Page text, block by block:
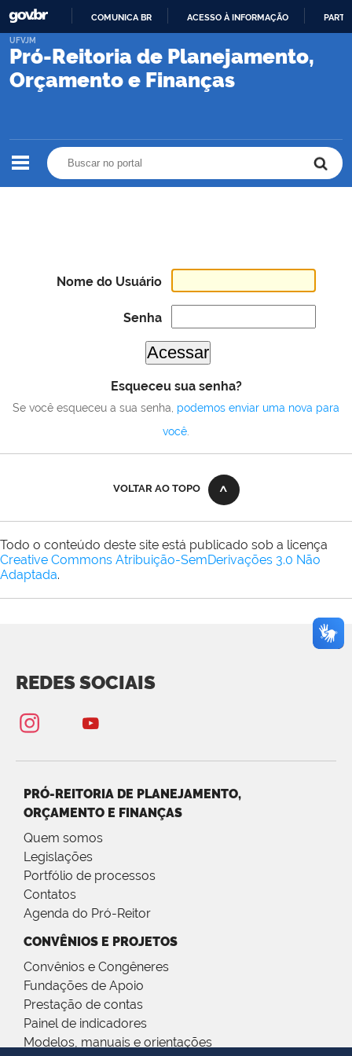
PARA
CONTEÚDO
COMUNICA BR ACESSO À INFORMAÇÃO
Pró-Reitoria de Planejamento,
Orçamento e Finanças
UFVJM
Nome do Usuário
Senha
Esqueceu sua senha?
Se você esqueceu a sua senha, podemos enviar uma nova para
você
VOLTAR AO TOPO
Todo o conteúdo deste site está publicado sob a licença
Creative Commons Atribuição-SemDerivações 3.0 Não
Adaptada.
REDES SOCIAIS
PRÓ-REITORIA DE PLANEJAMENTO,
ORÇAMENTO E FINANÇAS
Quem somos
Legislações
Portfólio de processos
Contatos
Agenda do Pró-Reitor
CONVÊNIOS E PROJETOS
Convênios e Congêneres
Fundações de Apoio
Prestação de contas
Painel de indicadores
Modelos, manuais e orientações